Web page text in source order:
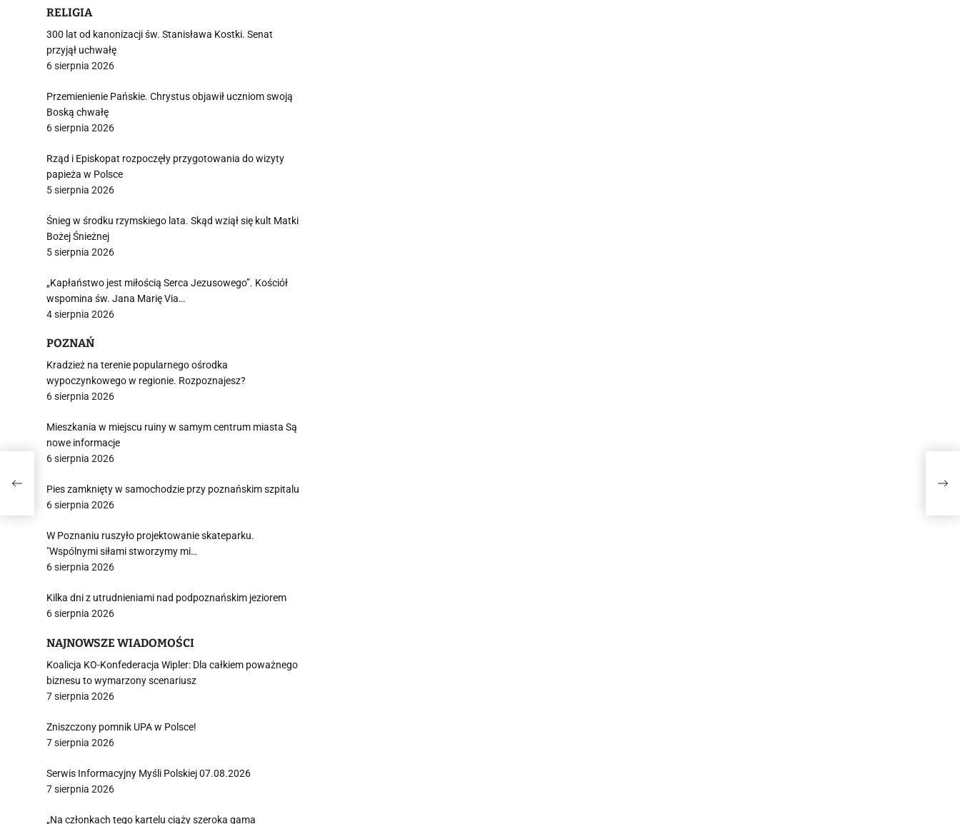
RELIGIA
300 lat od kanonizacji św. Stanisława Kostki. Senat
przyjął uchwałę
6 sierpnia 2026
Przemienienie Pańskie. Chrystus objawił uczniom swoją
Boską chwałę
6 sierpnia 2026
Rząd i Episkopat rozpoczęły przygotowania do wizyty
papieża w Polsce
5 sierpnia 2026
Śnieg w środku rzymskiego lata. Skąd wziął się kult Matki
Bożej Śnieżnej
5 sierpnia 2026
„Kapłaństwo jest miłością Serca Jezusowego”. Kościół
wspomina św. Jana Marię Via…
4 sierpnia 2026
POZNAŃ
Kradzież na terenie popularnego ośrodka
wypoczynkowego w regionie. Rozpoznajesz?
6 sierpnia 2026
Mieszkania w miejscu ruiny w samym centrum miasta Są
nowe informacje
6 sierpnia 2026
Pies zamknięty w samochodzie przy poznańskim szpitalu
6 sierpnia 2026
W Poznaniu ruszyło projektowanie skateparku.
"Wspólnymi siłami stworzymy mi…
6 sierpnia 2026
Kilka dni z utrudnieniami nad podpoznańskim jeziorem
6 sierpnia 2026
NAJNOWSZE WIADOMOŚCI
Koalicja KO-Konfederacja Wipler: Dla całkiem poważnego
biznesu to wymarzony scenariusz
7 sierpnia 2026
Zniszczony pomnik UPA w Polsce!
7 sierpnia 2026
Serwis Informacyjny Myśli Polskiej 07.08.2026
7 sierpnia 2026
„Na członkach tego kartelu ciąży szeroka gama